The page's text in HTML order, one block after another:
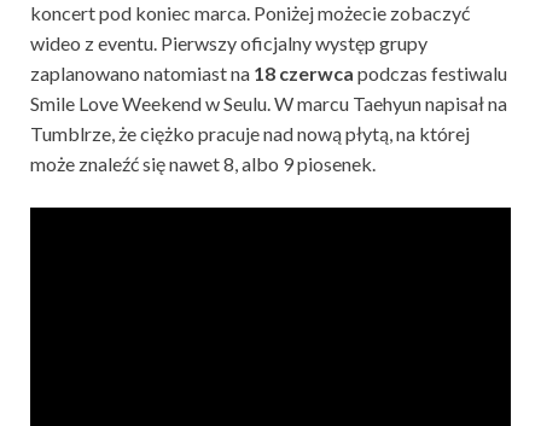
koncert pod koniec marca. Poniżej możecie zobaczyć
wideo z eventu. Pierwszy oficjalny występ grupy
zaplanowano natomiast na 18 czerwca podczas festiwalu
Smile Love Weekend w Seulu. W marcu Taehyun napisał na
Tumblrze, że ciężko pracuje nad nową płytą, na której
może znaleźć się nawet 8, albo 9 piosenek.